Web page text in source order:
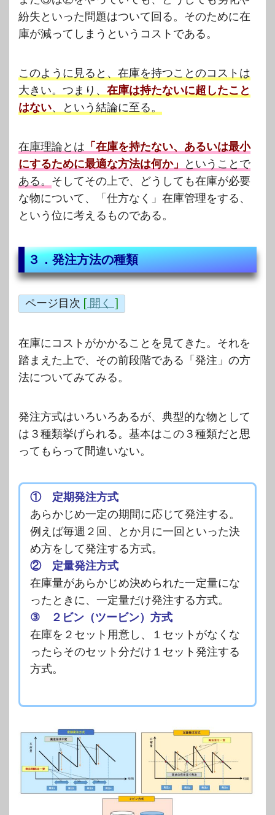
紛失といった問題はついて回る。そのために在
庫が減ってしまうというコストである。
このように見ると、在庫を持つことのコストは
大きい。つまり、 在庫は持たないに超したこと
はない、という結論に至る。
在庫理論とは 「在庫を持たない、あるいは最小
にするために最適な方法は何か」 ということで
ある。 そしてその上で、どうしても在庫が必要
な物について、「仕方なく」在庫管理をする、
という位に考えるものである。
３．発注方法の種類
ページ目次 [ 開く ]
在庫にコストがかかることを見てきた。それを
踏まえた上で、その前段階である「発注」の方
法についてみてみる。
発注方式はいろいろあるが、典型的な物として
は３種類挙げられる。基本はこの３種類だと思
ってもらって間違いない。
① 定期発注方式
あらかじめ一定の期間に応じて発注する。
例えば毎週２回、とか月に一回といった決
め方をして発注する方式。
② 定量発注方式
在庫量があらかじめ決められた一定量にな
ったときに、一定量だけ発注する方式。
③ ２ビン（ツービン）方式
在庫を２セット用意し、１セットがなくな
ったらそのセット分だけ１セット発注する
方式。